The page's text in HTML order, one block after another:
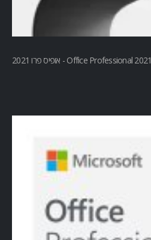
Office Professional 2021 - אופיס פרו 2021